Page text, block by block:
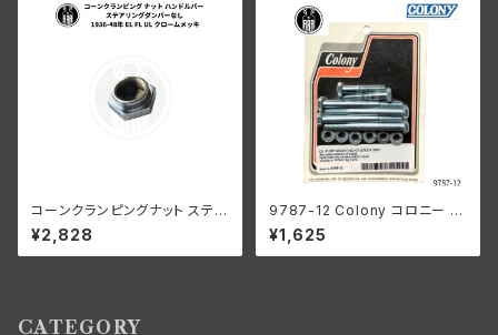
コーンクランピングナット ステア
リングダンパーなし 1936-48
年 EL FL UL クローム
¥2,828
9787-12 Colony コロニー オ
イルポンプ マウント キット 亜鉛
メッキ ハーレーダビッドソン 19
78−91年 ビッグツイン
¥1,625
CATEGORY